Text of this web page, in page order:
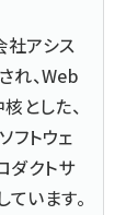
社アシス
れ、Web
とした、
フトウェ
クトサ
います。